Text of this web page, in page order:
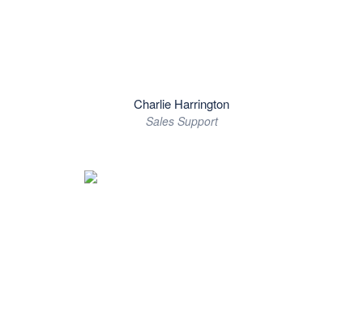
Charlie Harrington
Sales Support